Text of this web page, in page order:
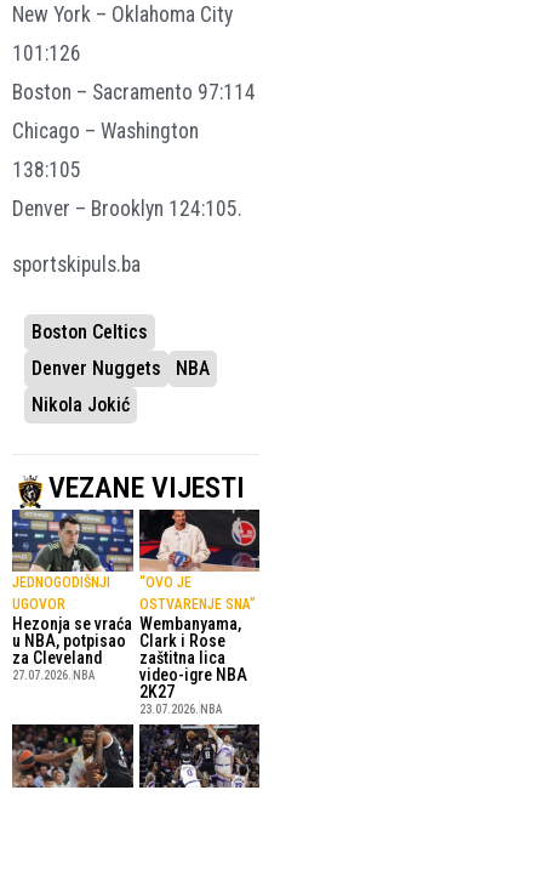
New York – Oklahoma City
101:126
Boston – Sacramento 97:114
Chicago – Washington
138:105
Denver – Brooklyn 124:105.
sportskipuls.ba
Boston Celtics
Denver Nuggets
NBA
Nikola Jokić
VEZANE VIJESTI
JEDNOGODIŠNJI
UGOVOR
Hezonja se vraća
u NBA, potpisao
za Cleveland
27.07.2026. NBA
“OVO JE
OSTVARENJE SNA”
Wembanyama,
Clark i Rose
zaštitna lica
video-igre NBA
2K27
23.07.2026. NBA